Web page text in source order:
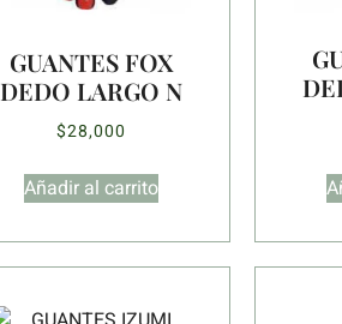
GUANTES FOX
DEDO LARGO N
$28,000
Añadir al carrito